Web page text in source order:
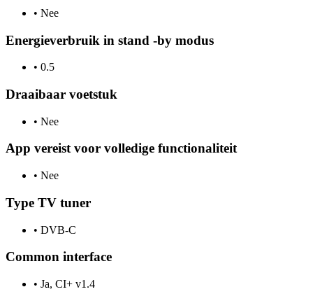
• Nee
Energieverbruik in stand -by modus
• 0.5
Draaibaar voetstuk
• Nee
App vereist voor volledige functionaliteit
• Nee
Type TV tuner
• DVB-C
Common interface
• Ja, CI+ v1.4